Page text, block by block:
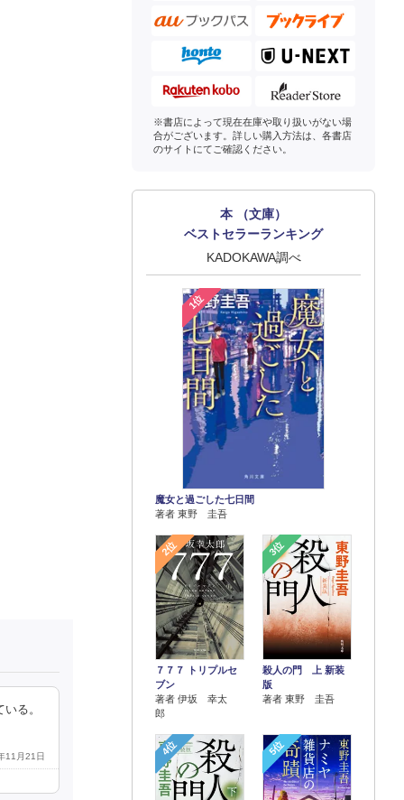
る。
11月21日
※書店によって現在在庫や取り扱いがない場
合がございます。詳しい購入方法は、各書店
のサイトにてご確認ください。
本 （文庫）
ベストセラーランキング
KADOKAWA調べ
1位
魔女と過ごした七日間
著者 東野 圭吾
2位
７７７ トリプルセ
ブン
著者 伊坂 幸太
郎
3位
殺人の門 上 新装
版
著者 東野 圭吾
4位 5位